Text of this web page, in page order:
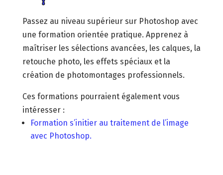
Passez au niveau supérieur sur Photoshop avec
une formation orientée pratique. Apprenez à
maîtriser les sélections avancées, les calques, la
retouche photo, les effets spéciaux et la
création de photomontages professionnels.
Ces formations pourraient également vous
intéresser :
Formation s’initier au traitement de l’image
avec Photoshop.